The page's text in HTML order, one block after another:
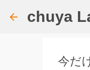
chuya
今だ